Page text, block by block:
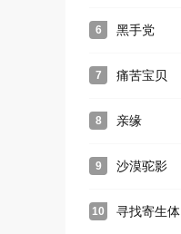
6 黑手党
7 痛苦宝贝
8 亲缘
9 沙漠驼影
10 寻找寄生体